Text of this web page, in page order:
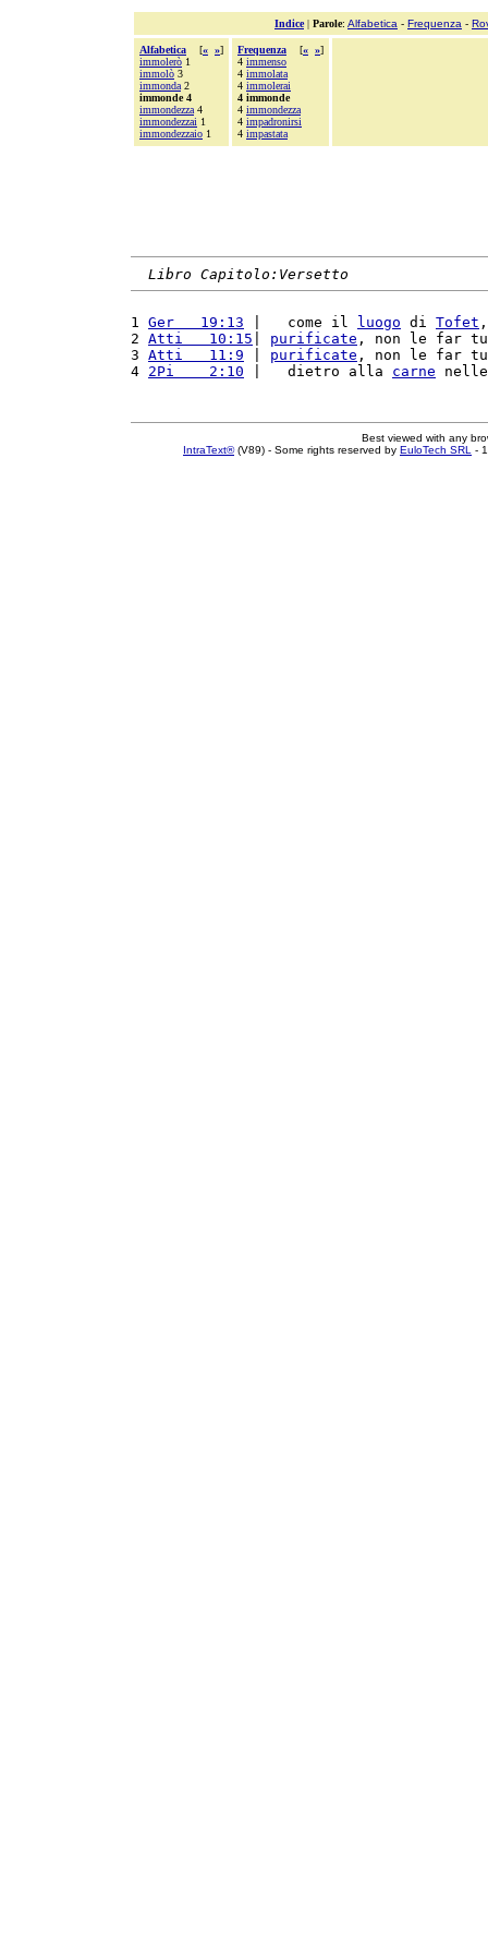
Indice| Parole: Alfabetica - Frequenza -
Alfabetica [« »]
immolerò 1
immolò 3
immonda 2
immonde 4
immondezza 4
immondezzai 1
immondezzaio 1
Frequenza [« »]
4 immenso
4 immolata
4 immolerai
4 immonde
4 immondezza
4 impadronirsi
4 impastata
Libro Capitolo:Versetto
1 Ger   19:13 |   come il luogo di Tofet
2 Atti   10:15 purificate , non le far
3 Atti   11:9 purificate , non le far
4 2Pi    2:10 |   dietro alla carne
Best viewed with any
IntraText®(V89) - Some rights reserved by EuloTech SRL -